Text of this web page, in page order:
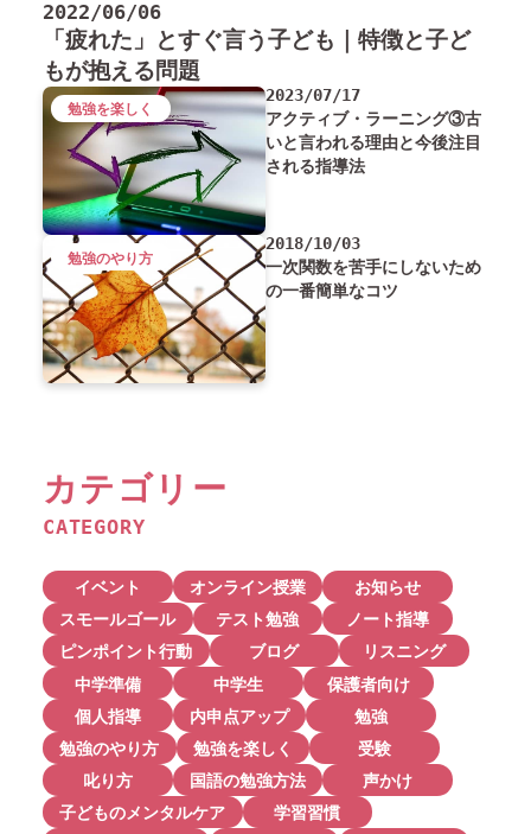
2022/06/06
「疲れた」とすぐ言う子ども｜特徴と子ど
もが抱える問題
2023/07/17
アクティブ・ラーニング③古
いと言われる理由と今後注目
される指導法
勉強を楽しく
2018/10/03
一次関数を苦手にしないため
の一番簡単なコツ
勉強のやり方
カテゴリー
CATEGORY
イベント オンライン授業
お知らせ
スモールゴール
テスト勉強
ノート指導
ピンポイント行動
ブログ
リスニング
中学準備
中学生
保護者向け
個人指導
内申点アップ
勉強
勉強のやり方
勉強を楽しく
受験
叱り方
国語の勉強方法
声かけ
子どものメンタルケア
学習習慣